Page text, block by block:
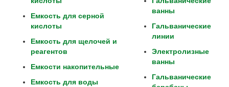
Емкость для серной
кислоты
Емкость для щелочей и
реагентов
Емкости накопительные
Емкость для воды
ванны
Гальванические
линии
Электролизные
ванны
Гальванические